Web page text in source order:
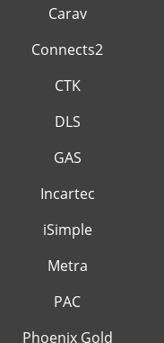
Carav
Connects2
CTK
DLS
GAS
Incartec
iSimple
Metra
PAC
Phoenix Gold